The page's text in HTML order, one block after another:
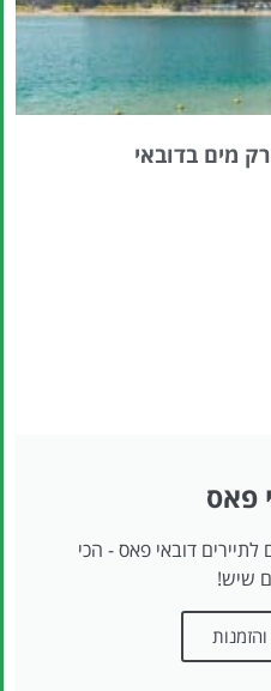
מים בדובאי
פאס
דובאי פאס - הכי
שיש!